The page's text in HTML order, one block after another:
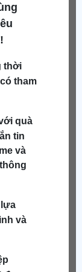
thời
tham
quà
tin
và
và